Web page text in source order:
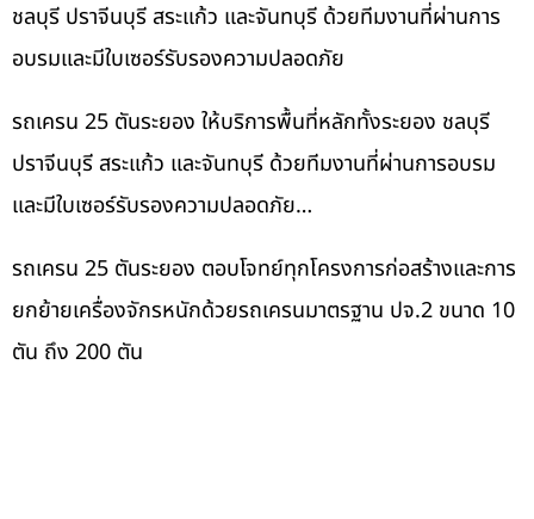
ชลบุรี ปราจีนบุรี สระแก้ว และจันทบุรี ด้วยทีมงานที่ผ่านการ
อบรมและมีใบเซอร์รับรองความปลอดภัย
รถเครน 25 ตันระยอง ให้บริการพื้นที่หลักทั้งระยอง ชลบุรี
ปราจีนบุรี สระแก้ว และจันทบุรี ด้วยทีมงานที่ผ่านการอบรม
และมีใบเซอร์รับรองความปลอดภัย…
รถเครน 25 ตันระยอง ตอบโจทย์ทุกโครงการก่อสร้างและการ
ยกย้ายเครื่องจักรหนักด้วยรถเครนมาตรฐาน ปจ.2 ขนาด 10
ตัน ถึง 200 ตัน